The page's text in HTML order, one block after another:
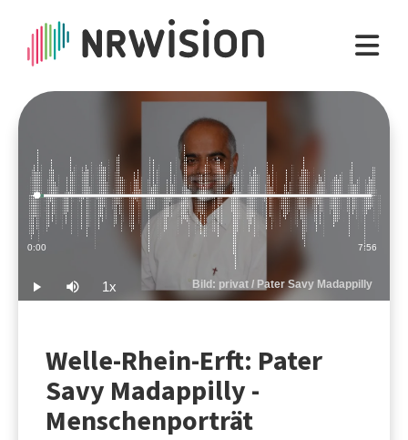
Play Mute 1xPlayback
Rate
Bild: privat / Pater Savy Madappilly
Current
0:00 Duration
7:56
Loaded:
2.09%
Welle-Rhein-Erft: Pater
Savy Madappilly -
Menschenporträt